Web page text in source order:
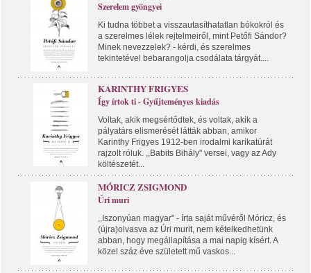
Szerelem gyöngyei
Ki tudna többet a visszautasíthatatlan bókokról és
a szerelmes lélek rejtelmeiről, mint Petőfi Sándor?
Minek nevezzelek? - kérdi, és szerelmes
tekintetével bebarangolja csodálata tárgyát....
KARINTHY FRIGYES
Így írtok ti - Gyűjteményes kiadás
Voltak, akik megsértődtek, és voltak, akik a
pályatárs elismerését látták abban, amikor
Karinthy Frigyes 1912-ben irodalmi karikatúrát
rajzolt róluk. ,,Babits Bihály" versei, vagy az Ady
költészetét...
MÓRICZ ZSIGMOND
Úri muri
,,Iszonyúan magyar" - írta saját művéről Móricz, és
(újra)olvasva az Úri murit, nem kételkedhetünk
abban, hogy megállapítása a mai napig kísért. A
közel száz éve született mű vaskos...